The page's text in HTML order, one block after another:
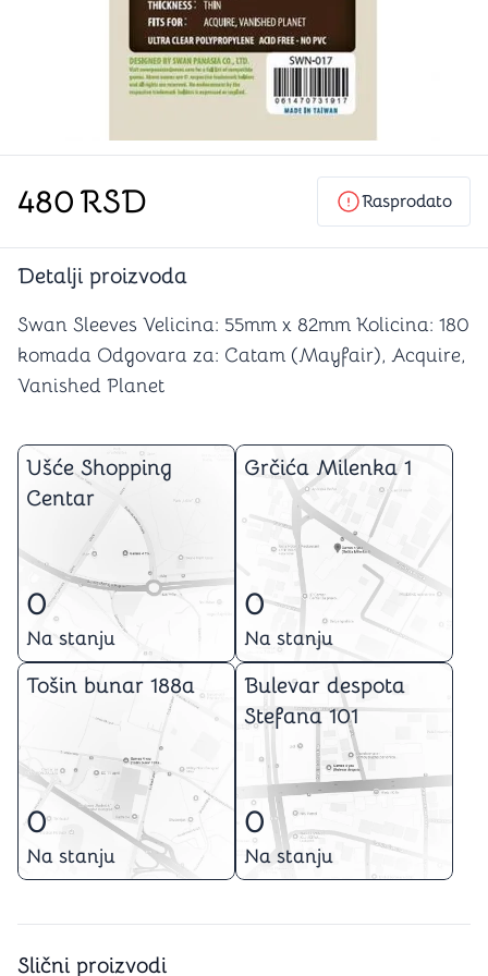
480RSD Rasprodato
Detalji proizvoda
Swan Sleeves Velicina: 55mm x 82mm Kolicina: 180
komada Odgovara za: Catam (Mayfair), Acquire,
Vanished Planet
Ušće Shopping
Centar
0
Na stanju
Grčića Milenka 1
0
Na stanju
Tošin bunar 188a
0
Na stanju
Bulevar despota
Stefana 101
0
Na stanju
Slični proizvodi